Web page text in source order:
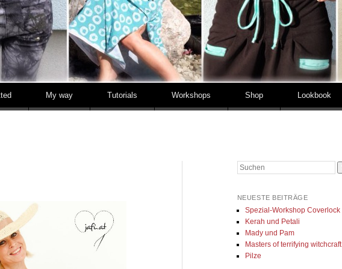
My way Tutorials Workshops Shop Lookbook
Suchen
NEUESTE BEITRÄGE
Spezial-Workshop Coverlock
Kerah und Petali
Mady und Pam
Masters of terrifying witchcraft
Pilze